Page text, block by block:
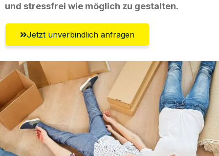
und stressfrei wie möglich zu gestalten.
Jetzt unverbindlich anfragen